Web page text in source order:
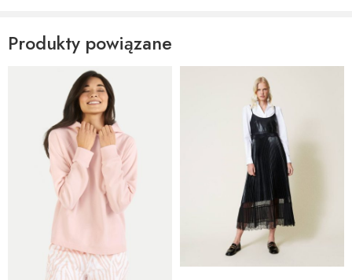
Produkty powiązane